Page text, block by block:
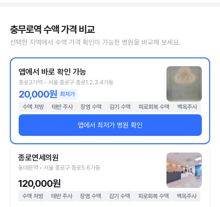
충무로역 수액 가격 비교
선택한 지역에서 수액 가격 확인이 가능한 병원을 비교해 보세요.
앱에서 바로 확인 가능
종로3가역 • 서울 종로구 종로1.2.3.4가동
20,000원 최저가
수액 처방
태반 주사 장염 수액 감기 수액 피로회복 수액 백옥주사
앱에서 최저가 병원 확인
종로연세의원
동대문역 • 서울 종로구 종로5.6가동
120,000원
수액 처방 태반 주사 장염 수액 감기 수액 피로회복 수액 백옥주사